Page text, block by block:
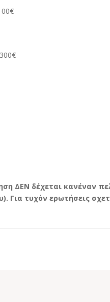
ΔΕΝ δέχεται κανέναν
Για τυχόν ερωτήσεις